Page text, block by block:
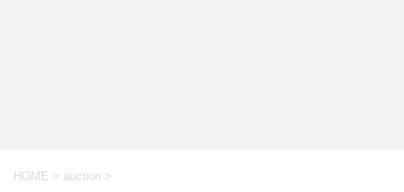
HOME > auction >